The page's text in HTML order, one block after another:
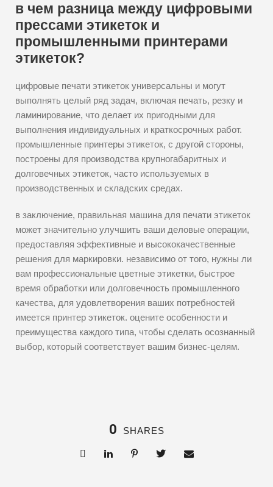
в чем разница между цифровыми
прессами этикеток и
промышленными принтерами
этикеток?
цифровые печати этикеток универсальны и могут
выполнять целый ряд задач, включая печать, резку и
ламинирование, что делает их пригодными для
выполнения индивидуальных и краткосрочных работ.
промышленные принтеры этикеток, с другой стороны,
построены для производства крупногабаритных и
долговечных этикеток, часто используемых в
производственных и складских средах.
в заключение, правильная машина для печати этикеток
может значительно улучшить ваши деловые операции,
предоставляя эффективные и высококачественные
решения для маркировки. независимо от того, нужны ли
вам профессиональные цветные этикетки, быстрое
время обработки или долговечность промышленного
качества, для удовлетворения ваших потребностей
имеется принтер этикеток. оцените особенности и
преимущества каждого типа, чтобы сделать осознанный
выбор, который соответствует вашим бизнес-целям.
0 SHARES